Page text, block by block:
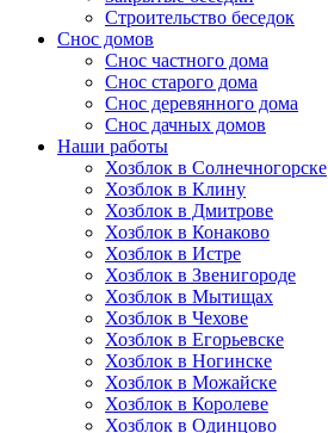
Строительство беседок
Снос домов
Снос частного дома
Снос старого дома
Снос деревянного дома
Снос дачных домов
Наши работы
Хозблок в Солнечногорске
Хозблок в Клину
Хозблок в Дмитрове
Хозблок в Конаково
Хозблок в Истре
Хозблок в Звенигороде
Хозблок в Мытищах
Хозблок в Чехове
Хозблок в Егорьевске
Хозблок в Ногинске
Хозблок в Можайске
Хозблок в Королеве
Хозблок в Одинцово